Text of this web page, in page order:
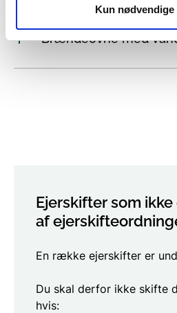
Kun nødvendige
Brændeovne med
Ejerskifter som
af
En række ejerskifter er
Du skal derfor ikke skifte
hvis: